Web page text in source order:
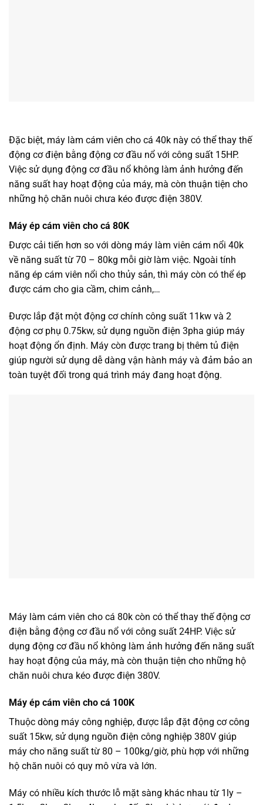
Đặc biệt, máy làm cám viên cho cá 40k này có thể thay thế
động cơ điện bằng động cơ đầu nổ với công suất 15HP.
Việc sử dụng động cơ đầu nổ không làm ảnh hưởng đến
năng suất hay hoạt động của máy, mà còn thuận tiện cho
những hộ chăn nuôi chưa kéo được điện 380V.
Máy ép cám viên cho cá 80K
Được cải tiến hơn so với dòng máy làm viên cám nổi 40k
về năng suất từ 70 – 80kg mỗi giờ làm việc. Ngoài tính
năng ép cám viên nổi cho thủy sản, thì máy còn có thể ép
được cám cho gia cầm, chim cảnh,…
Được lắp đặt một động cơ chính công suất 11kw và 2
động cơ phụ 0.75kw, sử dụng nguồn điện 3pha giúp máy
hoạt động ổn định. Máy còn được trang bị thêm tủ điện
giúp người sử dụng dễ dàng vận hành máy và đảm bảo an
toàn tuyệt đối trong quá trình máy đang hoạt động.
Máy làm cám viên cho cá 80k còn có thể thay thế động cơ
điện bằng động cơ đầu nổ với công suất 24HP. Việc sử
dụng động cơ đầu nổ không làm ảnh hưởng đến năng suất
hay hoạt động của máy, mà còn thuận tiện cho những hộ
chăn nuôi chưa kéo được điện 380V.
Máy ép cám viên cho cá 100K
Thuộc dòng máy công nghiệp, được lắp đặt động cơ công
suất 15kw, sử dụng nguồn điện công nghiệp 380V giúp
máy cho năng suất từ 80 – 100kg/giờ, phù hợp với những
hộ chăn nuôi có quy mô vừa và lớn.
Máy có nhiều kích thước lỗ mặt sàng khác nhau từ 1ly –